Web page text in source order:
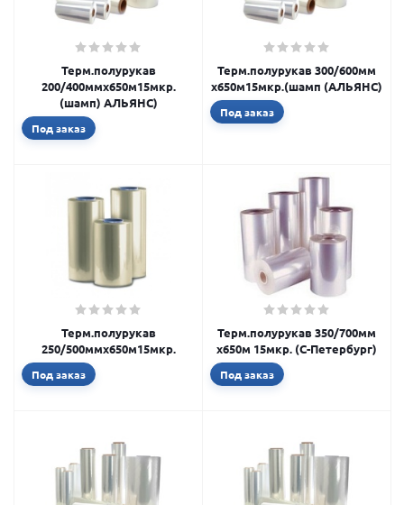
Терм.полурукав
200/400ммх650м15мкр.
(шамп) АЛЬЯНС)
Под заказ
Терм.полурукав 300/600мм
х650м15мкр.(шамп (АЛЬЯНС)
Под заказ
Терм.полурукав
250/500ммх650м15мкр.
Под заказ
Терм.полурукав 350/700мм
х650м 15мкр. (С-Петербург)
Под заказ